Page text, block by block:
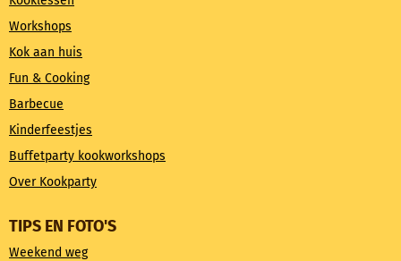
Workshops
Kok aan huis
Fun & Cooking
Barbecue
Kinderfeestjes
Buffetparty kookworkshops
Over Kookparty
TIPS EN FOTO'S
Weekend weg